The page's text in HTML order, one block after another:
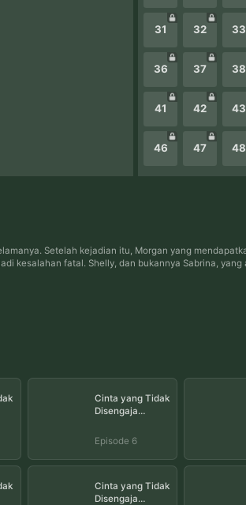
31 32 33
36 37 38
41 42 43
46 47 48
Setelah kejadian itu, Morgan yang
kesalahan fatal. Shelly, dan bukannya Sabrina,
Cinta yang Tidak
Disengaja
Episode 6
Cinta yang Tidak
Disengaja